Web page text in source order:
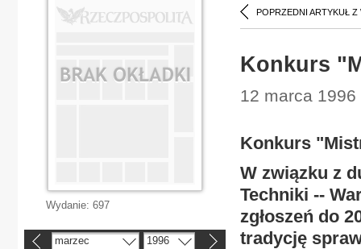
POPRZEDNI ARTYKUŁ Z
Konkurs
12 marca
Konkurs
W związku z
Techniki --
zgłoszeń do
tradycję
Wydanie: 697
marzec 1996